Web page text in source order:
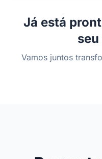
Já está
Vamos juntos